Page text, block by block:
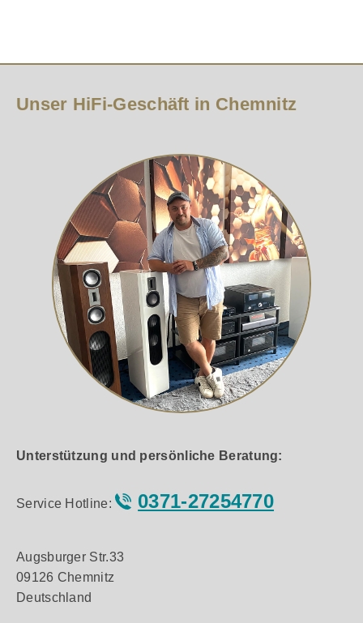
Unser HiFi-Geschäft in Chemnitz
Unterstützung und persönliche Beratung:
Service Hotline: 0371-27254770
Augsburger Str.33
09126 Chemnitz
Deutschland